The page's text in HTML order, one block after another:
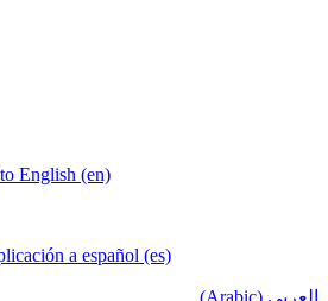
English (en)
a español (es)
العربي (Arabic)